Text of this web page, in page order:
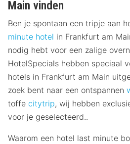
Main vinden
Ben je spontaan een tripje aan
minute hotel in Frankfurt am
nodig hebt voor een zalige
HotelSpecials hebben speciaal
hotels in Frankfurt am Main
zoek bent naar een ontspannen
toffe citytrip, wij hebben
voor je geselecteerd..
Waarom een hotel last minute